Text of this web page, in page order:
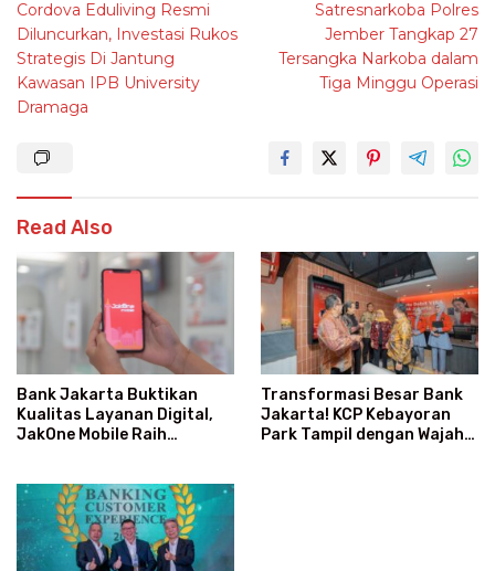
navigation
Cordova Eduliving Resmi
Diluncurkan, Investasi Rukos
Strategis Di Jantung
Kawasan IPB University
Dramaga
Satresnarkoba Polres
Jember Tangkap 27
Tersangka Narkoba dalam
Tiga Minggu Operasi
Read Also
Bank Jakarta Buktikan
Kualitas Layanan Digital,
JakOne Mobile Raih
Transformasi Besar Bank
Jakarta! KCP Kebayoran
Park Tampil dengan Wajah